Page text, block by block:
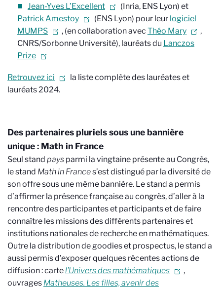
Jean-Yves L’Excellent
(Inria, ENS Lyon) et
Patrick Amestoy
(ENS Lyon) pour leur logiciel
MUMPS
, (en collaboration avec Théo Mary
,
CNRS/Sorbonne Université), lauréats du Lanczos
Prize
Retrouvez ici
la liste complète des lauréates et
lauréats 2024.
Des partenaires pluriels sous une bannière
unique : Math in France
Seul stand pays parmi la vingtaine présente au Congrès,
le stand Math in Frances’est distingué par la diversité de
son offre sous une même bannière. Le stand a permis
d’affirmer la présence française au congrès, d’aller à la
rencontre des participantes et participants et de faire
connaître les missions des différents partenaires et
institutions nationales de recherche en mathématiques.
Outre la distribution de goodies et prospectus, le stand a
aussi permis d’exposer quelques récentes actions de
diffusion : cartel’Univers des mathématiques
,
ouvrages Matheuses. Les filles, avenir des